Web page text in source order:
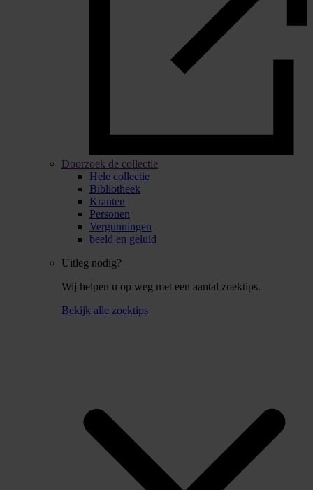
Doorzoek de collectie
Hele collectie
Bibliotheek
Kranten
Personen
Vergunningen
beeld en geluid
Uitleg nodig?
Wij helpen u op weg met een aantal zoektips.
Bekijk alle zoektips